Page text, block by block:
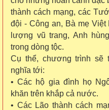
thành cách mạng, các
đội - Công an, Bà mẹ
lượng vũ trang, Anh
trong dòng tộc.
Cụ thể, chương trình sẽ
nghĩa tới:
• Các hộ gia đình họ
khăn trên khắp cả nước.
• Các Lão thành cách